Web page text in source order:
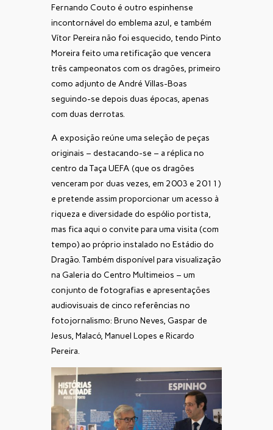
Fernando Couto é outro espinhense
incontornável do emblema azul, e também
Vítor Pereira não foi esquecido, tendo Pinto
Moreira feito uma retificação que vencera
três campeonatos com os dragões, primeiro
como adjunto de André Villas-Boas
seguindo-se depois duas épocas, apenas
com duas derrotas.
A exposição reúne uma seleção de peças
originais – destacando-se – a réplica no
centro da Taça UEFA (que os dragões
venceram por duas vezes, em 2003 e 2011)
e pretende assim proporcionar um acesso à
riqueza e diversidade do espólio portista,
mas fica aqui o convite para uma visita (com
tempo) ao próprio instalado no Estádio do
Dragão. Também disponível para visualização
na Galeria do Centro Multimeios – um
conjunto de fotografias e apresentações
audiovisuais de cinco referências no
fotojornalismo: Bruno Neves, Gaspar de
Jesus, Malacó, Manuel Lopes e Ricardo
Pereira.